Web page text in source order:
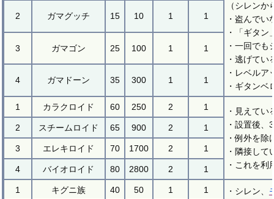
（シレン
・盗んで
・「ギタ
・一回で
・逃げてい
・レベル
・ギタン
2 ガマグッチ 15 10 1 1
3 ガマゴン 25 100 1 1
4 ガマドーン 35 300 1 1
1 カラクロイド 60 250 2 1
・見えてい
・設置後
・例外を
・隣接し
・これを利
2 スチームロイド 65 900 2 1
3 エレキロイド 70 1700 2 1
4 バイオロイド 80 2800 2 1
1 キグニ族 40 50 1 1 ・シレン、